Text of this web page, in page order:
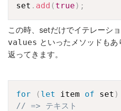
set . add ( true ) ;
この時、setだけでイテレーショ
values といったメソッドも
返ってきます。
for ( let item of set )
// => テキスト